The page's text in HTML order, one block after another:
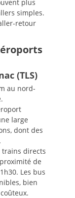
plus
simples.
retour
(TLS)
au nord-
large
dont des
trains directs
de
Les bus
bien